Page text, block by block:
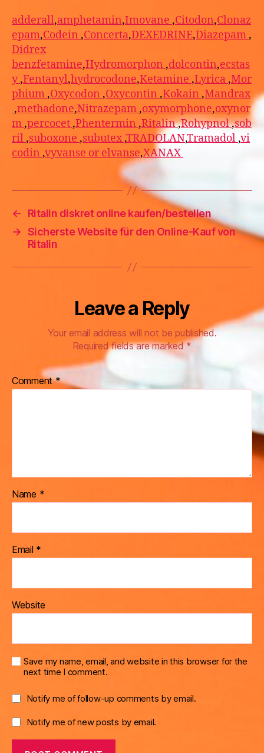
adderall,amphetamin,Imovane ,Citodon,Clonaz
epam,Codein ,Concerta,DEXEDRINE,Diazepam ,
Didrex
benzfetamine,Hydromorphon ,dolcontin,ecstas
y ,Fentanyl,hydrocodone,Ketamine ,Lyrica ,Mor
phium ,Oxycodon ,Oxycontin ,Kokain ,Mandrax
,methadone,Nitrazepam ,oxymorphone,oxynor
m ,percocet ,Phentermin ,Ritalin,Rohypnol,sob
ril ,suboxone ,subutex,TRADOLAN,Tramadol ,vi
codin ,vyvanse or elvanse,XANAX
←
Ritalin diskret online kaufen/bestellen
→ Sicherste Website für den Online-Kauf von
Ritalin
Leave a Reply
Your email address will not be published.
Required fields are marked*
Comment*
Name *
Email *
Website
Save my name, email, and website in this browser for the
next time I comment.
Notify me of follow-up comments by email.
Notify me of new posts by email.